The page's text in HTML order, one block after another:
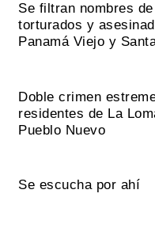
Se filtran nombres de
torturados y
Panamá Viejo y
Doble crimen
residentes de La
Pueblo Nuevo
Se escucha por ahí